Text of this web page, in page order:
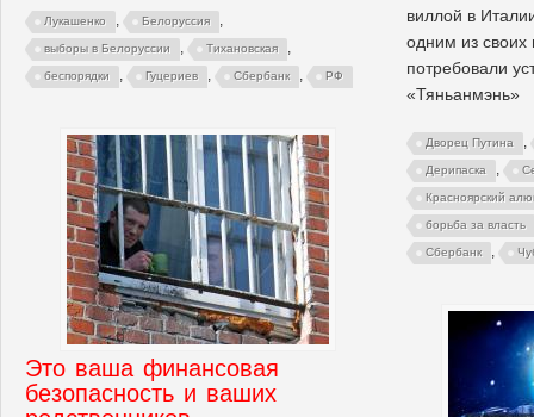
Лукашенко , Белоруссия ,
выборы в Белоруссии , Тихановская ,
беспорядки , Гуцериев , Сбербанк , РФ
виллой в
одним из своих
потребовали
«Тяньанмэнь»
Дворец Путина ,
Дерипаска ,
Красноярский
борьба за власть
Сбербанк ,
Это ваша финансовая
безопасность и ваших